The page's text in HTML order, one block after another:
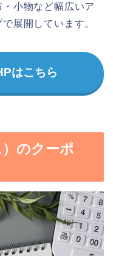
小物など幅広いア
展開しています。
はこちら
のクーポ